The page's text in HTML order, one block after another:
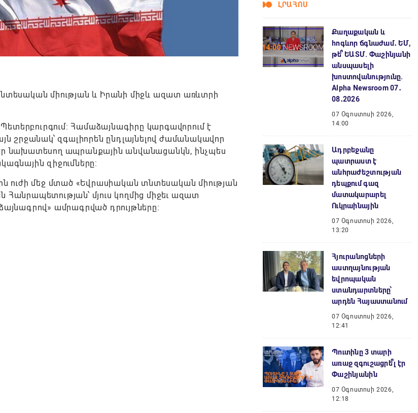
միության և Իրանի միջև ազատ առևտրի
Համաձայնագիրը կարգավորում է
շրջանակ՝ զգալիորեն ընդլայնելով ժամանակավոր
նախատեսող ապրանքային անվանացանկն, ինչպես
զիջումները:
ուժի մեջ մտած «Եվրասիական տնտեսական միության
Հանրապետության՝ մյուս կողմից միջեւ ազատ
ամրագրված դրույթները:
ԼՐԱՀՈՍ
Քաղաքական և
հոգևոր ճգնաժամ․ ԵՄ,
թե՞ ԵԱՏՄ. Փաշինյանի
անսպասելի
խոստովանությունը.
Alpha Newsroom 07․
08․2026
07 Օգոստոսի 2026,
14:00
Ադրբեջանը
պատրաստ է
անհրաժեշտության
դեպքում գազ
մատակարարել
Ուկրաինային
07 Օգոստոսի 2026,
13:20
Հյուրանոցների
աստղայնության
եվրոպական
ստանդարտները՝
արդեն Հայաստանում
07 Օգոստոսի 2026,
12:41
Պուտինը 3 տարի
առաջ զգուշացրե՞լ էր
Փաշինյանին
07 Օգոստոսի 2026,
12:18